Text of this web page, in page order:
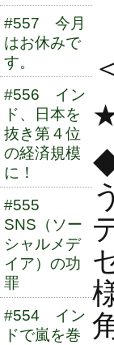
#557 今月
はお休みで
す。
#556 イン
ド、日本を
抜き第４位
の経済規模
に！
#555
SNS（ソー
シャルメデ
イア）の功
罪
#554 イン
ドで嵐を巻